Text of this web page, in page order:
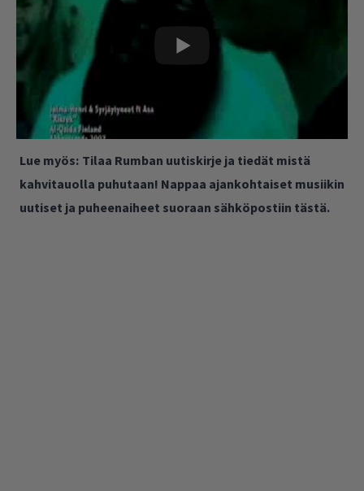
Lue myös: Tilaa Rumban uutiskirje ja tiedät mistä
kahvitauolla puhutaan! Nappaa ajankohtaiset musiikin
uutiset ja puheenaiheet suoraan sähköpostiin tästä.